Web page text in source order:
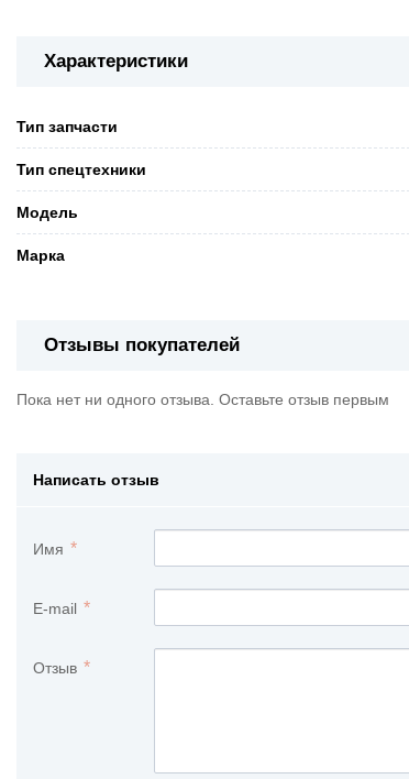
Характеристики
Тип запчасти
Тип спецтехники
Модель
Марка
Отзывы покупателей
Пока нет ни одного отзыва. Оставьте отзыв первым
Написать отзыв
Имя
E-mail
Отзыв